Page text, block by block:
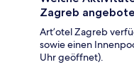
Zagreb
Art’otel Zagreb
sowie einen
Uhr geöffnet).